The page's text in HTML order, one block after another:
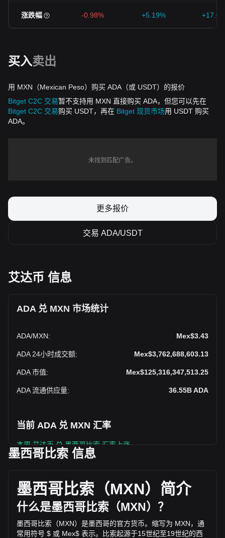
涨跌幅 -0.98% +5.19%
买入卖出
用 MXN（Mexican Peso）购买 ADA（或 USDT）的报价
Bitget C2C 交易暂不支持用 MXN 直接购买 ADA，但您可以先在
Bitget C2C 交易购买 USDT，再在 Bitget 现货市场用 USDT 购买
ADA。
未找到匹配广告。
更多报价
交易 ADA/USDT
艾达币 信息
ADA 兑 MXN 市场统计
ADA/MXN: Mex$3.43
ADA 24小时成交额: Mex$3,762,688,603.13
ADA 市值: Mex$125,316,347,513.25
ADA 流通供应量: 36.55BADA
当前 ADA 兑 MXN 汇率
本周 艾达币 兑 墨西哥比索 汇率上涨
Mex$125,316,347,513.25 MXN 。 艾达币 的交易量在过去
24 小时内变化了 -19.22% (Mex$-895,412,872.32 MXN)。上
一交易日， ADA 的交易量是 Mex$4,658,101,475.45。
通过 Bitget 了解更多 艾达币 相关信息
墨西哥比索 信息
墨西哥比索（MXN）简介
什么是墨西哥比索（MXN）？
墨西哥比索（MXN）是墨西哥的官方货币。缩写为 MXN，通
常用符号 $ 或 Mex$ 表示。比索起源于15世纪至19世纪的西